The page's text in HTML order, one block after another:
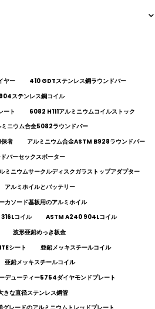
ヤー
410 GDTステンレス鋼ラウンドバー
ステンレス鋼コイル
ート
6082 H111アルミニウムコイルストック
ミニウム合金5082ラウンドバー
者
アルミニウム合金ASTM B928ラウンドバー
バーセックスポーター
ミニウムサークルディスクガラストップアダプター
アルミホイルとバッテリー
カソード基板用のアルミホイル
コイル
ASTM A240 904Lコイル
波形亜鉛めっき板金
シート
亜鉛メッキスチールコイル
亜鉛メッキスチールコイル
デューティー5754ダイヤモンドプレート
きな直径ステンレス鋼管